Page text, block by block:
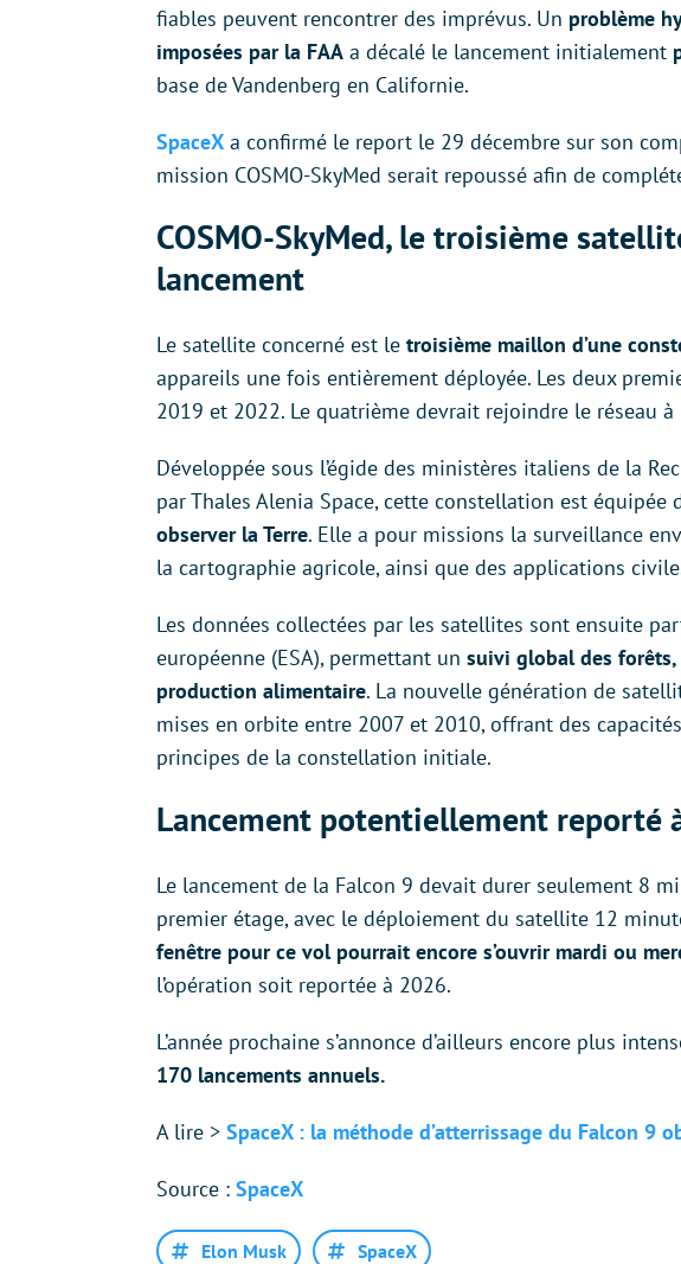
fiables peuvent rencontrer des imprévus. Un problème
imposées par la FAA a décalé le lancement initialement
base de Vandenberg en Californie.
SpaceX a confirmé le report le 29 décembre sur son
mission COSMO-SkyMed serait repoussé afin de
COSMO-SkyMed, le troisième
lancement
Le satellite concerné est le troisième maillon d’une
appareils une fois entièrement déployée. Les deux
2019 et 2022. Le quatrième devrait rejoindre le réseau
Développée sous l’égide des ministères italiens de la
par Thales Alenia Space, cette constellation est équipée
observer la Terre. Elle a pour missions la surveillance
la cartographie agricole, ainsi que des applications
Les données collectées par les satellites sont ensuite
européenne (ESA), permettant un suivi global des
production alimentaire. La nouvelle génération de
mises en orbite entre 2007 et 2010, offrant des
principes de la constellation initiale.
Lancement potentiellement reporté
Le lancement de la Falcon 9 devait durer seulement 8
premier étage, avec le déploiement du satellite 12
fenêtre pour ce vol pourrait encore s’ouvrir mardi ou
l’opération soit reportée à 2026.
L’année prochaine s’annonce d’ailleurs encore plus
170 lancements annuels.
A lire > SpaceX : la méthode d’atterrissage du Falcon 9
Source : SpaceX
Elon Musk SpaceX